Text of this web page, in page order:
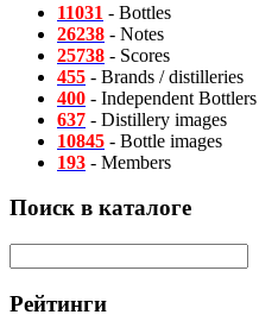
11031 - Bottles
26238 - Notes
25738 - Scores
455 - Brands / distilleries
400 - Independent Bottlers
637 - Distillery images
10845 - Bottle images
193 - Members
Поиск в каталоге
Рейтинги